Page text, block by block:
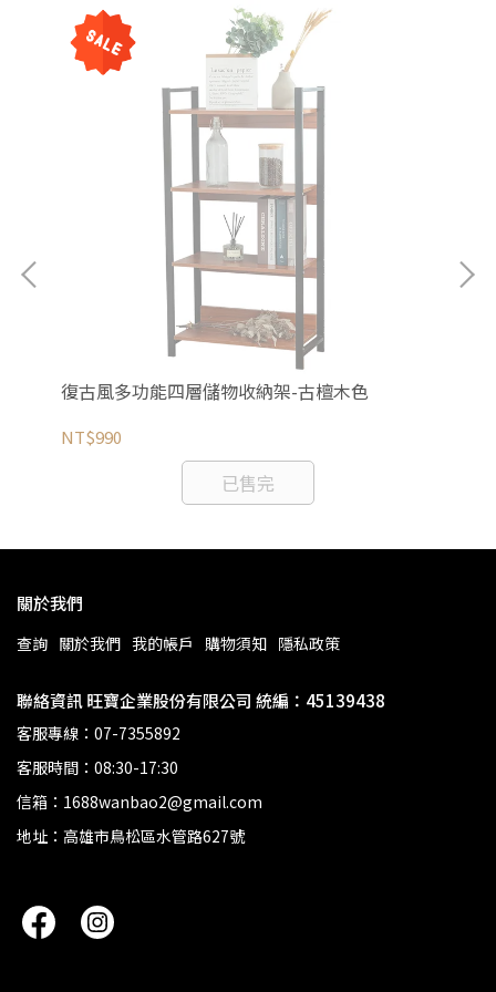
復古風多功能四層儲物收納架-古檀木色
NT$990
已售完
關於我們
查詢 關於我們 我的帳戶 購物須知 隱私政策
聯絡資訊 旺寶企業股份有限公司 統編：45139438
客服專線：07-7355892
客服時間：08:30-17:30
信箱：1688wanbao2@gmail.com
地址：高雄市鳥松區水管路627號